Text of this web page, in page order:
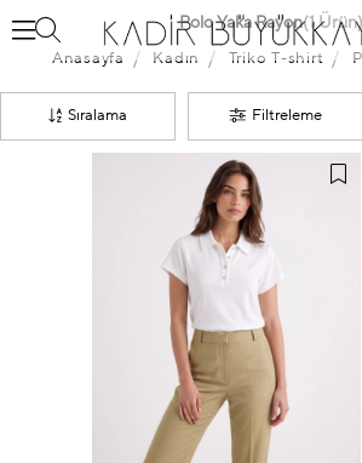
Polo Yaka Rayon(1 Ürün)
Anasayfa Kadın Triko T-shirt
Filtreleme
Sıralama